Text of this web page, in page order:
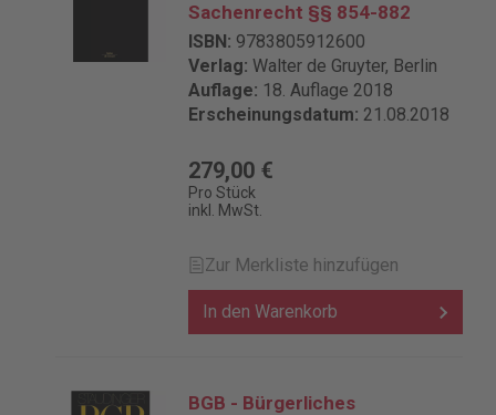
Sachenrecht §§ 854-882
ISBN: 9783805912600
Verlag: Walter de Gruyter, Berlin
Auflage: 18. Auflage 2018
Erscheinungsdatum: 21.08.2018
279,00 €
Pro Stück
inkl. MwSt.
Zur Merkliste hinzufügen
In den Warenkorb
BGB - Bürgerliches